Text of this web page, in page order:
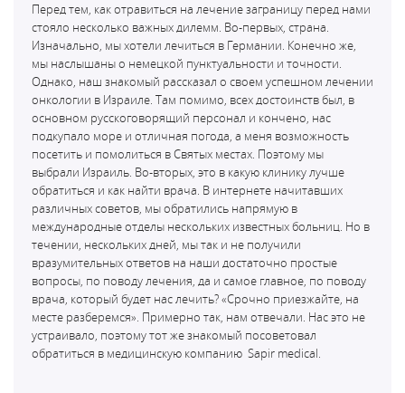
Перед тем, как отравиться на лечение заграницу перед нами
стояло несколько важных дилемм. Во-первых, страна.
Изначально, мы хотели лечиться в Германии. Конечно же,
мы наслышаны о немецкой пунктуальности и точности.
Однако, наш знакомый рассказал о своем успешном лечении
онкологии в Израиле. Там помимо, всех достоинств был, в
основном русскоговорящий персонал и кончено, нас
подкупало море и отличная погода, а меня возможность
посетить и помолиться в Святых местах. Поэтому мы
выбрали Израиль. Во-вторых, это в какую клинику лучше
обратиться и как найти врача. В интернете начитавших
различных советов, мы обратились напрямую в
международные отделы нескольких известных больниц. Но в
течении, нескольких дней, мы так и не получили
вразумительных ответов на наши достаточно простые
вопросы, по поводу лечения, да и самое главное, по поводу
врача, который будет нас лечить? «Срочно приезжайте, на
месте разберемся». Примерно так, нам отвечали. Нас это не
устраивало, поэтому тот же знакомый посоветовал
обратиться в медицинскую компанию Sapir medical.